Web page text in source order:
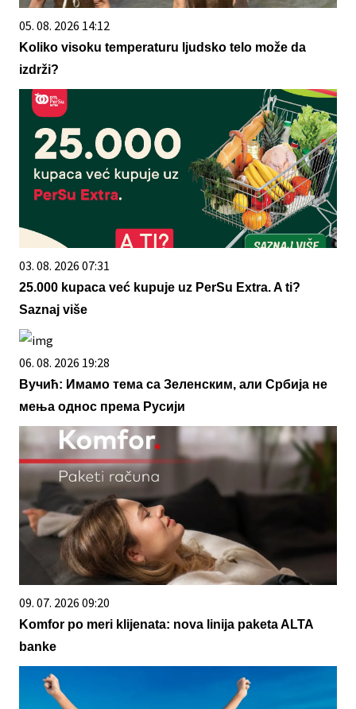
05. 08. 2026 14:12
Koliko visoku temperaturu ljudsko telo može da
izdrži?
03. 08. 2026 07:31
25.000 kupaca već kupuje uz PerSu Extra. A ti?
Saznaj više
06. 08. 2026 19:28
Вучић: Имамо тема са Зеленским, али Србија не
мења однос према Русији
09. 07. 2026 09:20
Komfor po meri klijenata: nova linija paketa ALTA
banke